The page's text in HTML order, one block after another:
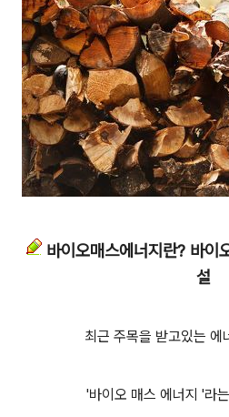
바이오매스에너지란? 바이
설
최근 주목을 받고있는 에
'바이오 매스 에너지 '라